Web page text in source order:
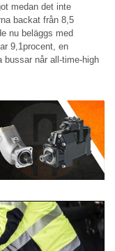
medan det inte
backat från 8,5
nu beläggs med
9,1procent, en
bussar når all-time-high